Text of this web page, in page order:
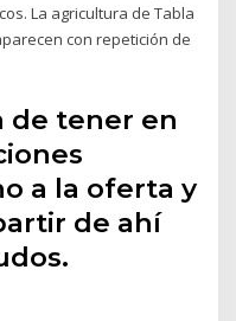
La agricultura de Tabla
con repetición de
de tener en
a la oferta y
de ahí